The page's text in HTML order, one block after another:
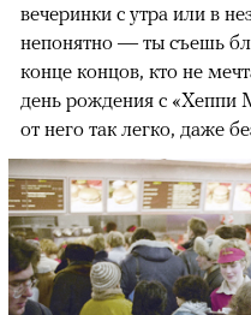
вечеринки с утра или в
непонятно — ты съешь
конце концов, кто не
день рождения с
от него так легко, даже